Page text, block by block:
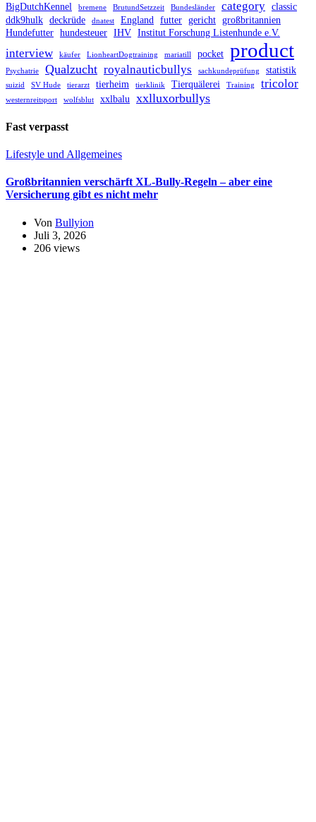
BigDutchKennel bremene BrutundSetzzeit Bundesländer category classic
ddk9hulk deckrüde dnatest England futter gericht großbritannien
Hundefutter hundesteuer IHV Institut Forschung Listenhunde e.V.
interview käufer LionheartDogtraining mariatill pocket product
Psychatrie Qualzucht royalnauticbullys sachkundeprüfung statistik
suizid SV Hude tierarzt tierheim tierklinik Tierquälerei Training tricolor
westernreitsport wolfsblut xxlbalu xxlluxorbullys
Fast verpasst
Lifestyle und Allgemeines
Großbritannien verschärft XL-Bully-Regeln – aber eine
Versicherung gibt es nicht mehr
Von Bullyion
Juli 3, 2026
206 views